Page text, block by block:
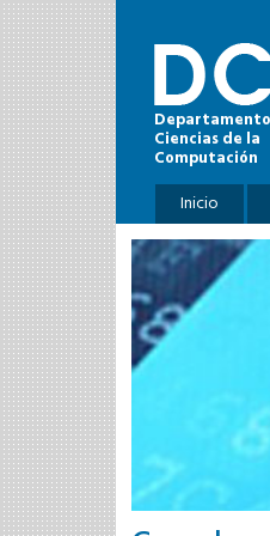
Pasar al contenido principal
Ciencias de la
Computación
Menú
Inicio